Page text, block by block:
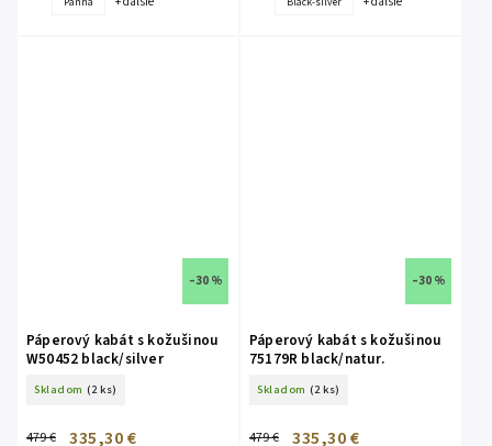
–30 %
Páperový kabát s kožušinou
W50452 black/silver
Skladom (2 ks)
479 € 335,30 €
–30 %
Páperový kabát s kožušinou
75179R black/natur.
Skladom (2 ks)
479 € 335,30 €